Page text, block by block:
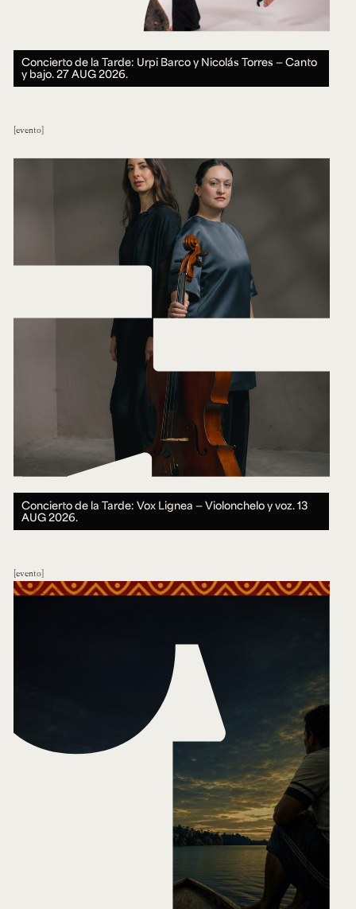
Concierto de la Tarde: Urpi Barco y Nicolás Torres — Canto
y bajo.27 AUG 2026.
evento
Concierto de la Tarde: Vox Lignea — Violonchelo y voz.13
AUG 2026.
evento